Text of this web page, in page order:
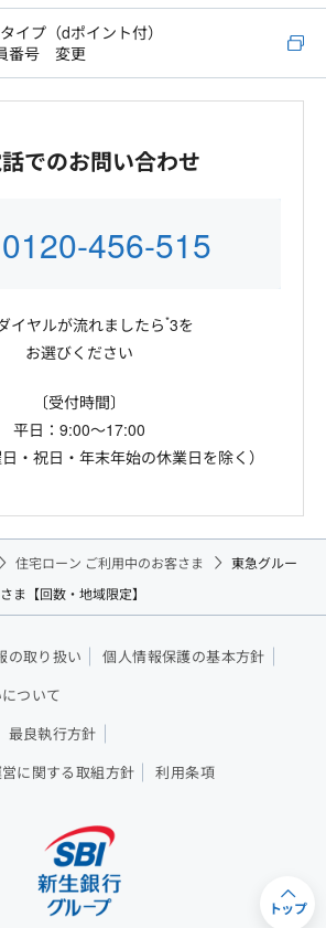
イプ（dポイント付）
番号 変更
でのお問い合わせ
0120-456-515
イヤルが流れましたら*3を
お選びください
〔受付時間〕
平日：9:00～17:00
日・祝日・年末年始の休業日を除く）
住宅ローン ご利用中のお客さま
東急グルー
ま【回数・地域限定】
の取り扱い 個人情報保護の基本方針
ついて
最良執行方針
に関する取組方針 利用条項
トップ